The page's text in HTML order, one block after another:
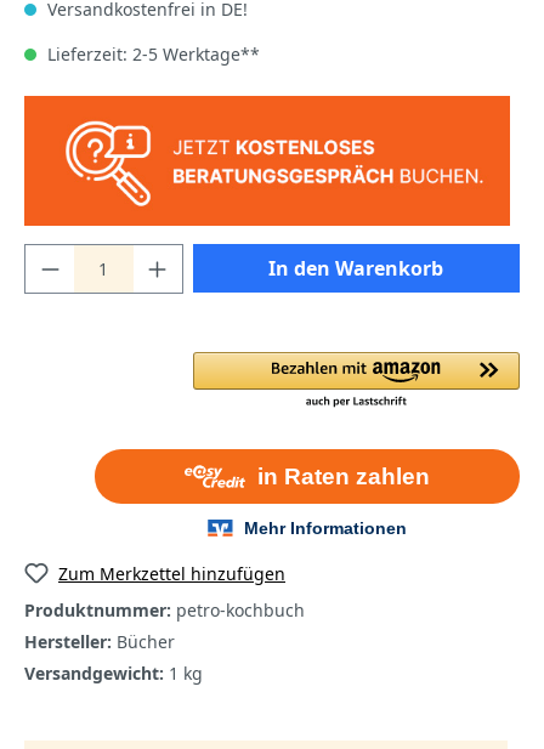
Versandkostenfrei in DE!
Lieferzeit: 2-5 Werktage**
In den Warenkorb
Zum Merkzettel hinzufügen
Produktnummer: petro-kochbuch
Hersteller: Bücher
Versandgewicht: 1 kg